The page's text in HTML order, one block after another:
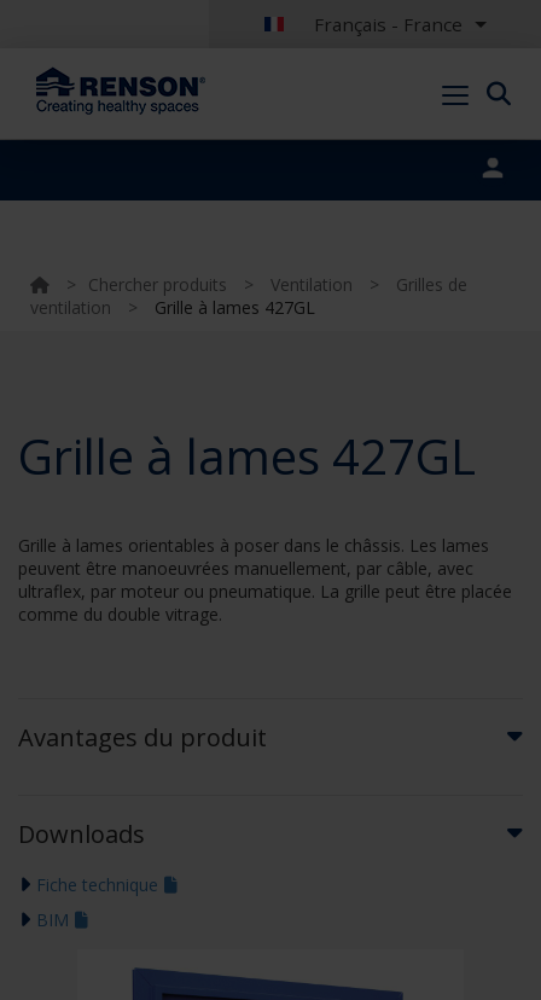
Français - France
> Chercher produits > Ventilation >
Grilles de
ventilation
> Grille à lames 427GL
Grille à lames 427GL
Grille à lames orientables à poser dans le châssis. Les lames
peuvent être manoeuvrées manuellement, par câble, avec
ultraflex, par moteur ou pneumatique. La grille peut être placée
comme du double vitrage.
Avantages du produit
Downloads
Fiche technique
BIM